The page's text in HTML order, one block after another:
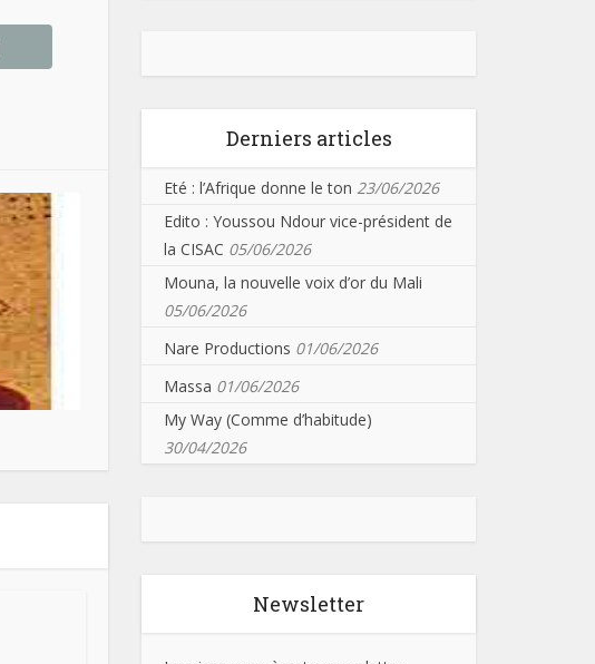
Derniers articles
Eté : l’Afrique donne le ton 23/06/2026
Edito : Youssou Ndour vice-président de
la CISAC 05/06/2026
Mouna, la nouvelle voix d’or du Mali
05/06/2026
Nare Productions 01/06/2026
Massa 01/06/2026
My Way (Comme d’habitude)
30/04/2026
Newsletter